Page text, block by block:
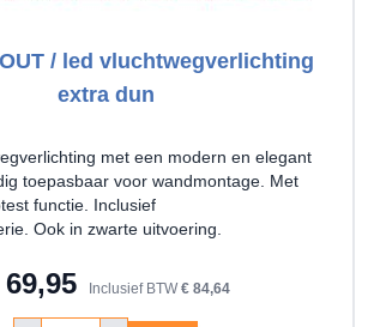
/ led vluchtwegverlichting
extra dun
met een modern en elegant
toepasbaar voor wandmontage. Met
functie. Inclusief
Ook in zwarte uitvoering.
Inclusief BTW € 84,64